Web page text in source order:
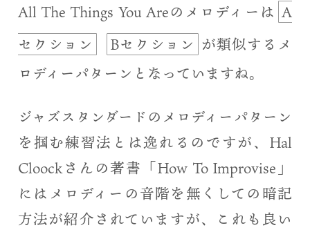
プ
レ
ー
All The Things You Areのメロディーは A
セクション
Bセクション が類似するメ
ロディーパターンとなっていますね。
ジャズスタンダードのメロディーパターン
を掴む練習法とは逸れるのですが、Hal
Cloockさんの著書「How To Improvise」
にはメロディーの音階を無くしての暗記
方法が紹介されていますが、これも良い